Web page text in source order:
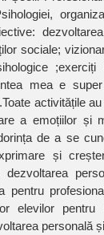
sociale;
;exerciți
mea e
activitățile
a emoțiilor și
de a se
și
pentru
elevilor
personală